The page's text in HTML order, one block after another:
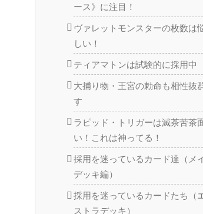
ース》に注目！
ヴァレットモンスターの枚数は
しい！
ティアマトンは試験的に採用中
大捕り物・王宮の勅命も相性抜
す
ラピッド・トリガーは滅茶苦茶
い！これは神ってる！
採用を迷っているカード達（メ
デッキ編）
採用を迷っているカードたち（
ストラデッキ）